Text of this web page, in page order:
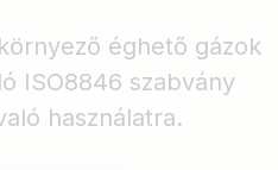
éghető gázok
ISO8846 szabvány
használatra.